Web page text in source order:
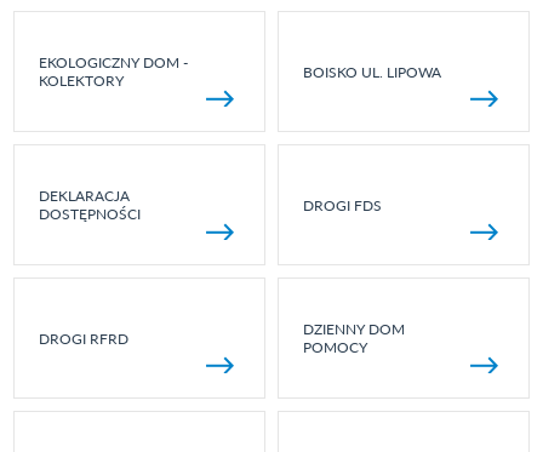
EKOLOGICZNY DOM -
KOLEKTORY
BOISKO UL. LIPOWA
DEKLARACJA
DOSTĘPNOŚCI
DROGI FDS
DROGI RFRD
DZIENNY DOM
POMOCY